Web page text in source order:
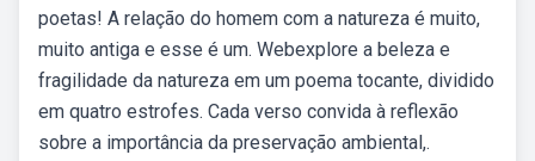
poetas! A relação do homem com a natureza é muito,
muito antiga e esse é um. Webexplore a beleza e
fragilidade da natureza em um poema tocante, dividido
em quatro estrofes. Cada verso convida à reflexão
sobre a importância da preservação ambiental,.